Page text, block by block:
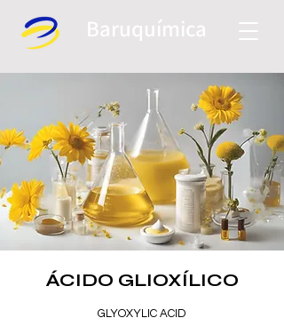
Baruquímica
ÁCIDO GLIOXÍLICO
GLYOXYLIC ACID